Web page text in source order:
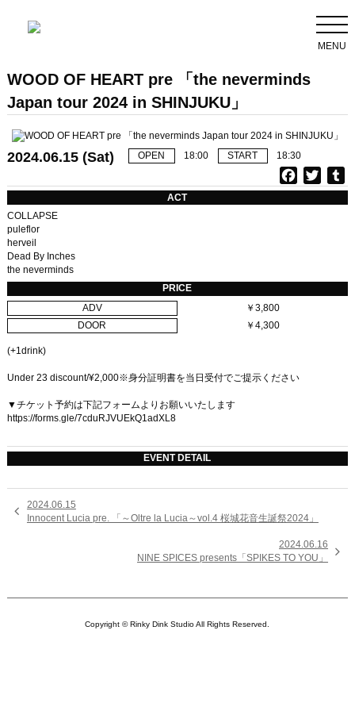
MENU
WOOD OF HEART pre 「the neverminds
Japan tour 2024 in SHINJUKU」
2024.06.15 (Sat) OPEN 18:00 START 18:30
a
o
k
w
r
u
ACT
COLLAPSE
puleflor
herveil
Dead By Inches
the neverminds
PRICE
ADV
￥3,800
DOOR
￥4,300
(+1drink)
Under 23 discount/¥2,000※身分証明書を当日受付でご提示ください
▼チケット予約は下記フォームよりお願いいたします
https://forms.gle/7cduRJVUEkQ1adXL8
EVENT DETAIL

2024.06.15
Innocent Lucia pre. 「～Oltre la Lucia～vol.4 桜城花音生誕祭2024」
2024.06.16
NINE SPICES presents「SPIKES TO YOU」

Copyright © Rinky Dink Studio All Rights Reserved.